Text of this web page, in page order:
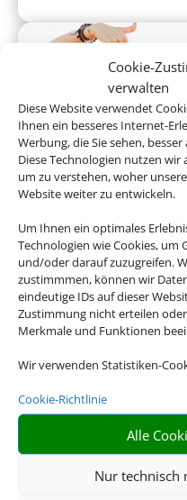
Cookie-
verwalten
Diese Website verwendet
Ihnen ein besseres Internet-
Werbung, die Sie sehen,
Diese Technologien nutzen wir
um zu verstehen, woher
Website weiter zu entwickeln.
Um Ihnen ein optimales
Technologien wie Cookies,
und/oder darauf zuzugreifen.
zustimmmen, können wir
eindeutige IDs auf dieser
Zustimmung nicht erteilen
Merkmale und Funktionen
Wir verwenden Statistiken-
Cookie-Richtlinie
Alle
Nur technisch